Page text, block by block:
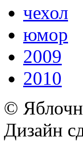
чехол
юмор
2009
2010
©
Дизайн